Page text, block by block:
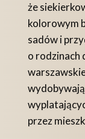
że
kolorowym
sadów i
o rodzinach
przez